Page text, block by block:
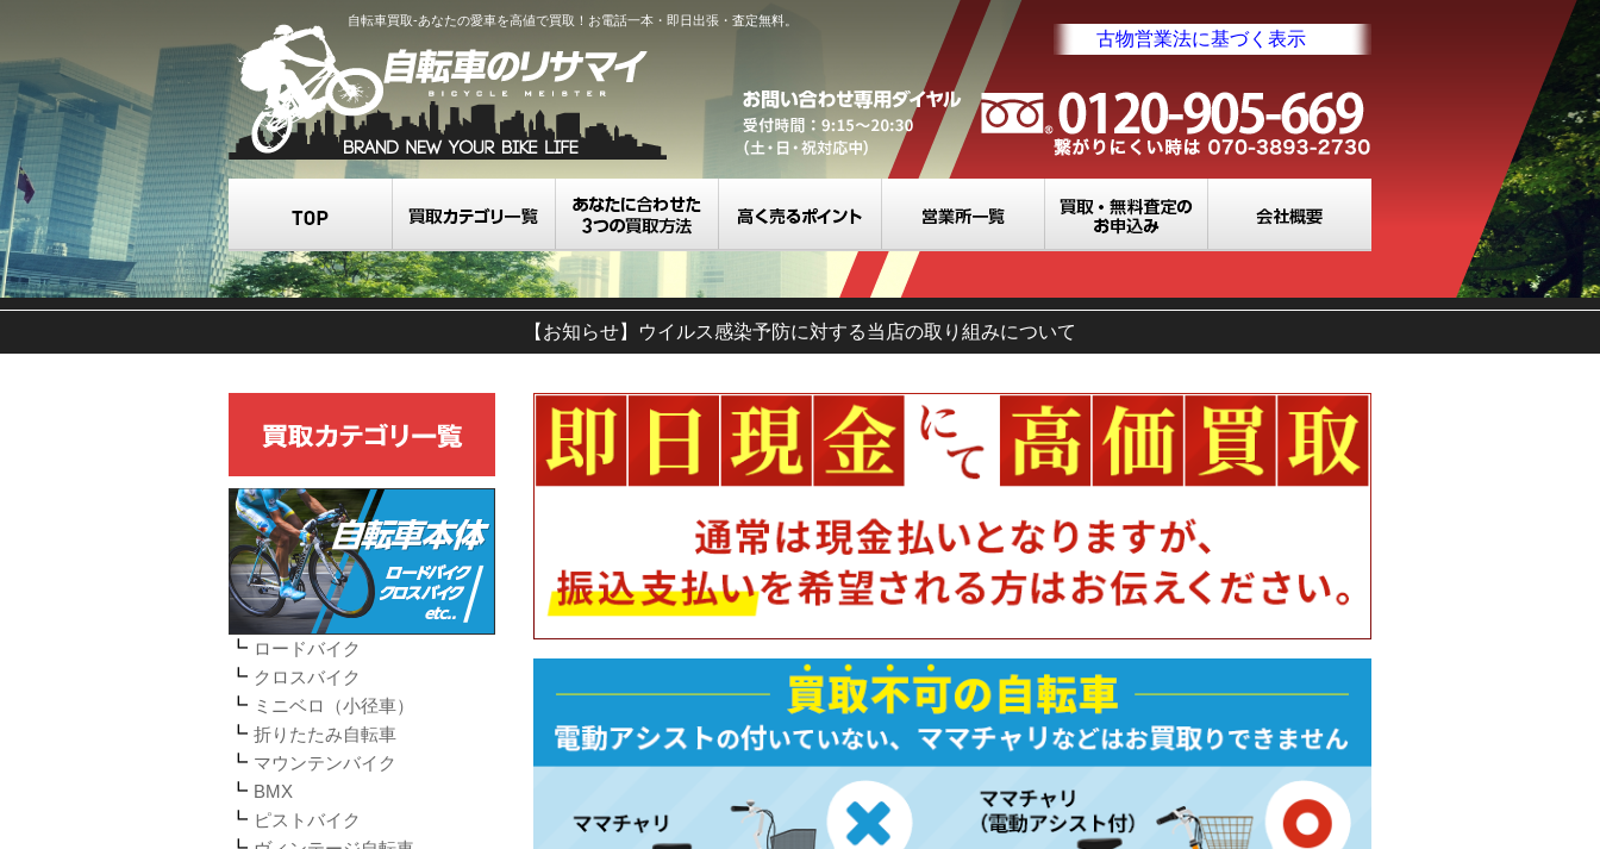
自転車買取-あなたの愛車を高値で買取！お電話一本・即日出張・査定無料。
古物営業法に基づく表示
【お知らせ】ウイルス感染予防に対する当店の取り組みについて
ロードバイク
クロスバイク
ミニベロ（小径車）
折りたたみ自転車
マウンテンバイク
BMX
ピストバイク